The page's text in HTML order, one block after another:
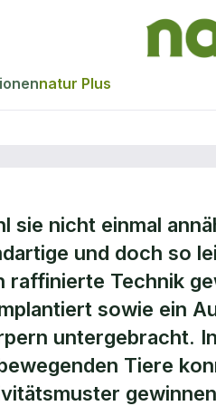
natur Plus
sie nicht einmal
und doch so
raffinierte Technik
sowie ein
untergebracht.
Tiere